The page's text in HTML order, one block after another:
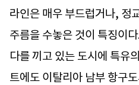
라인은 매우 부드럽거나, 정
주름을 수놓은 것이 특징이
다를 끼고 있는 도시에 특유
트에도 이탈리아 남부 항구